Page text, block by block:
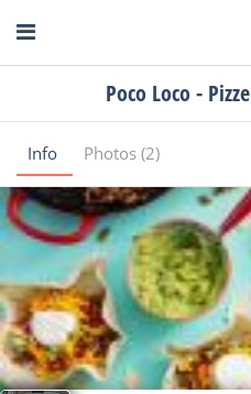
Poco Loco -
Info Photos (2)